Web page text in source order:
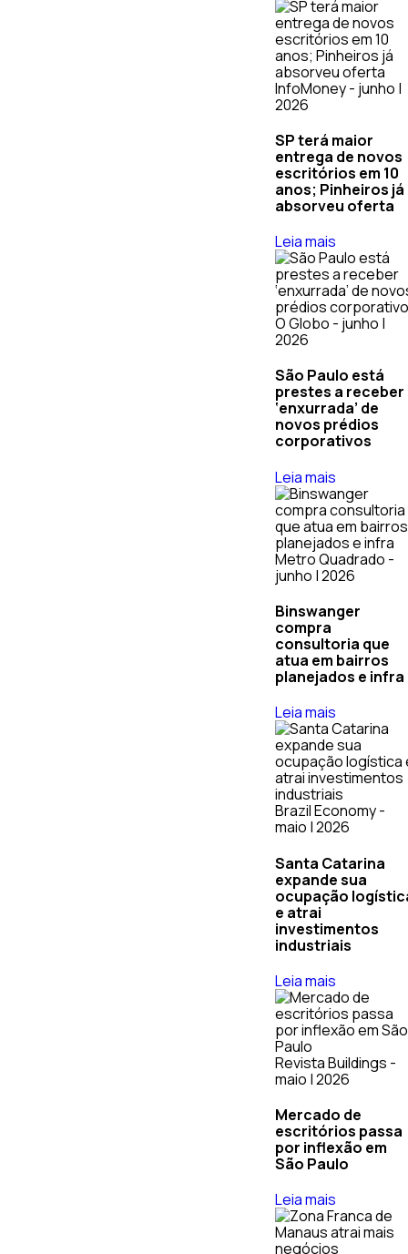
InfoMoney - junho |
2026
SP terá maior
entrega de novos
escritórios em 10
anos; Pinheiros já
absorveu oferta
Leia mais
O Globo - junho |
2026
São Paulo está
prestes a receber
‘enxurrada’ de
novos prédios
corporativos
Leia mais
Metro Quadrado -
junho | 2026
Binswanger
compra
consultoria que
atua em bairros
planejados e infra
Leia mais
Brazil Economy -
maio | 2026
Santa Catarina
expande sua
ocupação
e atrai
investimentos
industriais
Leia mais
Revista Buildings -
maio | 2026
Mercado de
escritórios passa
por inflexão em
São Paulo
Leia mais